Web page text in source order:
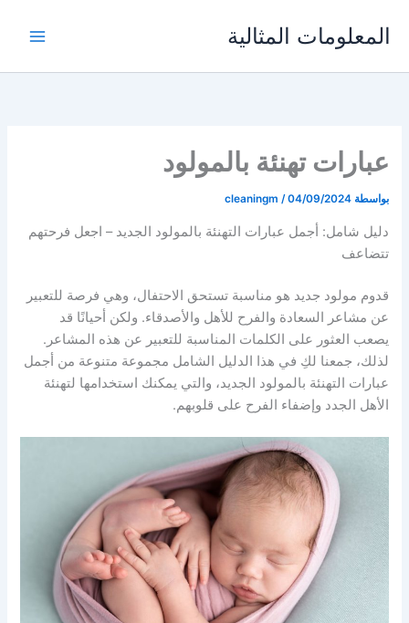
المعلومات المثالية
عبارات تهنئة بالمولود
بواسطة cleaningm /04/09/2024
دليل شامل: أجمل عبارات التهنئة بالمولود الجديد – اجعل فرحتهم
تتضاعف
قدوم مولود جديد هو مناسبة تستحق الاحتفال، وهي فرصة للتعبير
عن مشاعر السعادة والفرح للأهل والأصدقاء. ولكن أحيانًا قد
يصعب العثور على الكلمات المناسبة للتعبير عن هذه المشاعر.
لذلك، جمعنا لكِ في هذا الدليل الشامل مجموعة متنوعة من أجمل
عبارات التهنئة بالمولود الجديد، والتي يمكنك استخدامها لتهنئة
الأهل الجدد وإضفاء الفرح على قلوبهم.